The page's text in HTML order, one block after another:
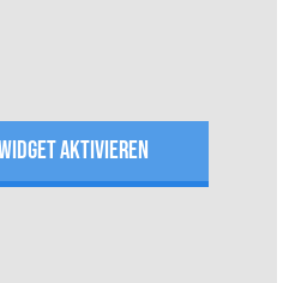
AKTIVIEREN